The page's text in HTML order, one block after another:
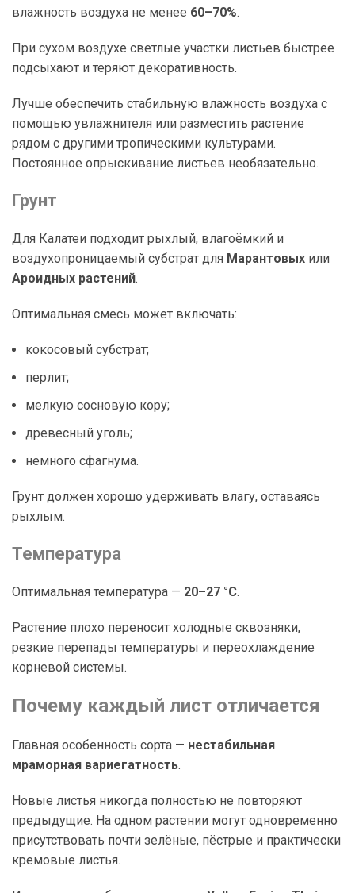
влажность воздуха не менее 60–70%.
При сухом воздухе светлые участки листьев быстрее
подсыхают и теряют декоративность.
Лучше обеспечить стабильную влажность воздуха с
помощью увлажнителя или разместить растение
рядом с другими тропическими культурами.
Постоянное опрыскивание листьев необязательно.
Грунт
Для Калатеи подходит рыхлый, влагоёмкий и
воздухопроницаемый субстрат для Марантовых или
Ароидных растений.
Оптимальная смесь может включать:
кокосовый субстрат;
перлит;
мелкую сосновую кору;
древесный уголь;
немного сфагнума.
Грунт должен хорошо удерживать влагу, оставаясь
рыхлым.
Температура
Оптимальная температура — 20–27 °C.
Растение плохо переносит холодные сквозняки,
резкие перепады температуры и переохлаждение
корневой системы.
Почему каждый лист отличается
Главная особенность сорта — нестабильная
мраморная вариегатность.
Новые листья никогда полностью не повторяют
предыдущие. На одном растении могут одновременно
присутствовать почти зелёные, пёстрые и практически
кремовые листья.